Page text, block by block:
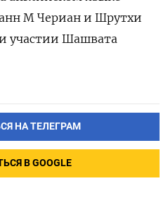
М Чериан и Шрутхи
участии Шашвата
НА ТЕЛЕГРАМ
В GOOGLE